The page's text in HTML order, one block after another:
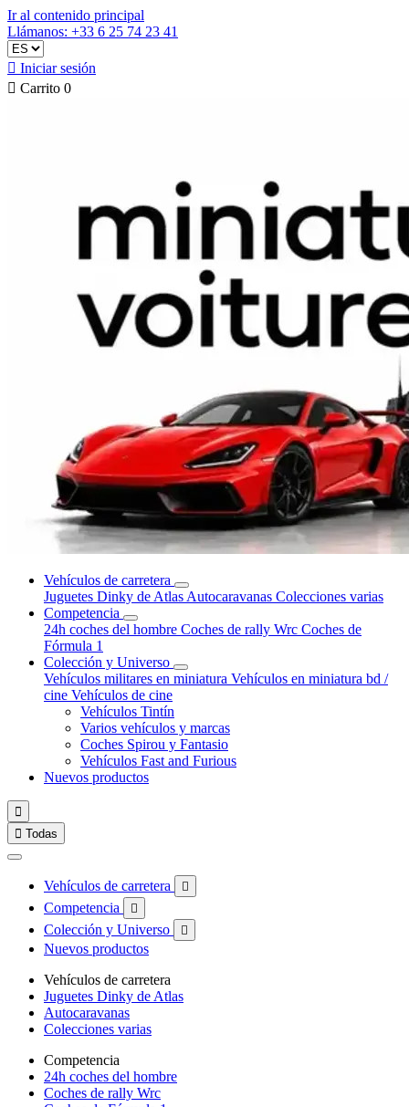
Ir al contenido principal
Llámanos: +33 6 25 74 23 41
 Iniciar sesión
 Carrito 0
Vehículos de carretera
Juguetes Dinky de Atlas Autocaravanas Colecciones varias
Competencia
24h coches del hombre Coches de rally Wrc Coches de
Fórmula 1
Colección y Universo
Vehículos militares en miniatura Vehículos en miniatura bd /
cine Vehículos de cine
Vehículos Tintín
Varios vehículos y marcas
Coches Spirou y Fantasio
Vehículos Fast and Furious
Nuevos productos

 Todas
Vehículos de carretera 
Competencia 
Colección y Universo 
Nuevos productos
Vehículos de carretera
Juguetes Dinky de Atlas
Autocaravanas
Colecciones varias
Competencia
24h coches del hombre
Coches de rally Wrc